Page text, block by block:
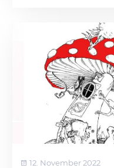
12. November 2022